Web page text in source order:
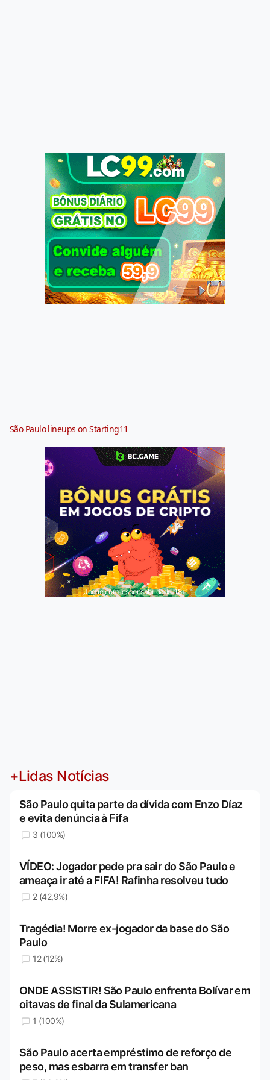
São Paulo lineups on Starting11
Jogue com responsabilidade. 18+
+Lidas Notícias
São Paulo quita parte da dívida com Enzo Díaz
e evita denúncia à Fifa
3 (100%)
VÍDEO: Jogador pede pra sair do São Paulo e
ameaça ir até a FIFA! Rafinha resolveu tudo
2 (42,9%)
Tragédia! Morre ex-jogador da base do São
Paulo
12 (12%)
ONDE ASSISTIR! São Paulo enfrenta Bolívar em
oitavas de final da Sulamericana
1 (100%)
São Paulo acerta empréstimo de reforço de
peso, mas esbarra em transfer ban